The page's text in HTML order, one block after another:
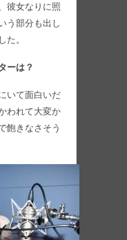
彼女なりに照
う部分も出し
た。
ーは？
いて面白いだ
われて大変か
飽きなさそう